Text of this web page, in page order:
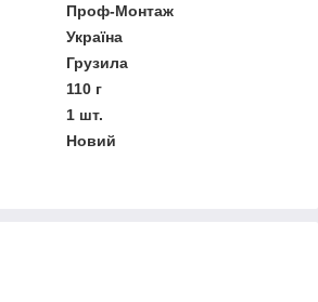
Проф-Монтаж
Україна
Грузила
110 г
1 шт.
Новий